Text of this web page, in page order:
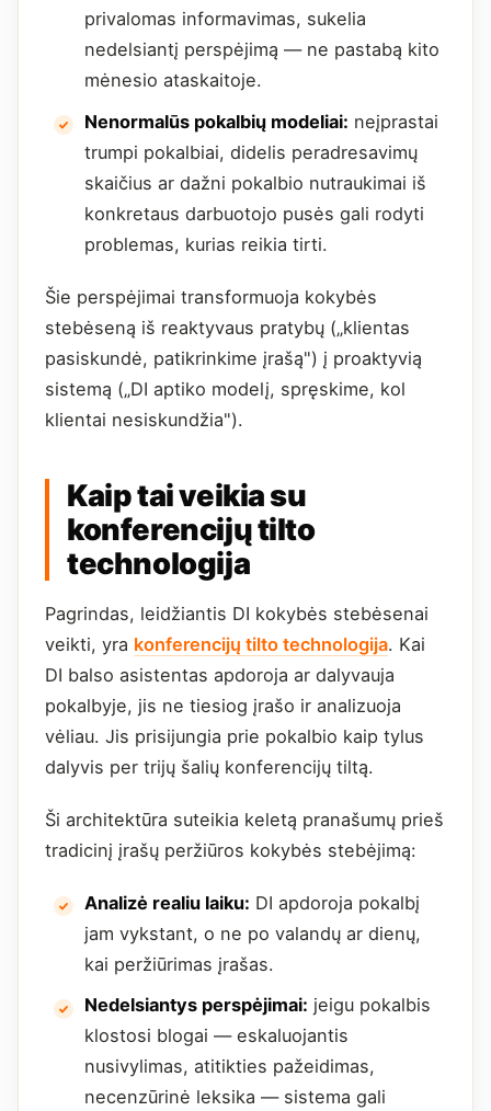
privalomas informavimas, sukelia
nedelsiantį perspėjimą — ne pastabą kito
mėnesio ataskaitoje.
Nenormalūs pokalbių modeliai: neįprastai
trumpi pokalbiai, didelis peradresavimų
skaičius ar dažni pokalbio nutraukimai iš
konkretaus darbuotojo pusės gali rodyti
problemas, kurias reikia tirti.
Šie perspėjimai transformuoja kokybės
stebėseną iš reaktyvaus pratybų („klientas
pasiskundė, patikrinkime įrašą") į proaktyvią
sistemą („DI aptiko modelį, spręskime, kol
klientai nesiskundžia").
Kaip tai veikia su
konferencijų tilto
technologija
Pagrindas, leidžiantis DI kokybės stebėsenai
veikti, yra konferencijų tilto technologija. Kai
DI balso asistentas apdoroja ar dalyvauja
pokalbyje, jis ne tiesiog įrašo ir analizuoja
vėliau. Jis prisijungia prie pokalbio kaip tylus
dalyvis per trijų šalių konferencijų tiltą.
Ši architektūra suteikia keletą pranašumų prieš
tradicinį įrašų peržiūros kokybės stebėjimą:
Analizė realiu laiku: DI apdoroja pokalbį
jam vykstant, o ne po valandų ar dienų,
kai peržiūrimas įrašas.
Nedelsiantys perspėjimai: jeigu pokalbis
klostosi blogai — eskaluojantis
nusivylimas, atitikties pažeidimas,
necenzūrinė leksika — sistema gali